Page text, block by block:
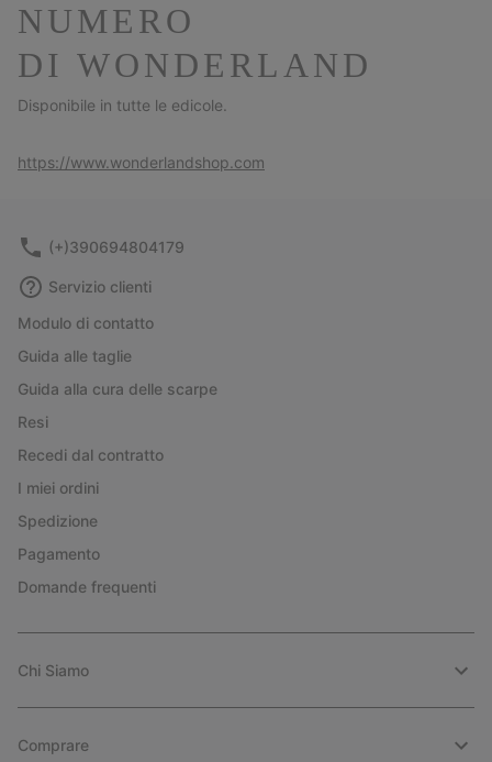
NUMERO
DI WONDERLAND
Disponibile in tutte le edicole.
https://www.wonderlandshop.com
(+)390694804179
Servizio clienti
Modulo di contatto
Guida alle taglie
Guida alla cura delle scarpe
Resi
Recedi dal contratto
I miei ordini
Spedizione
Pagamento
Domande frequenti
Chi Siamo
Comprare